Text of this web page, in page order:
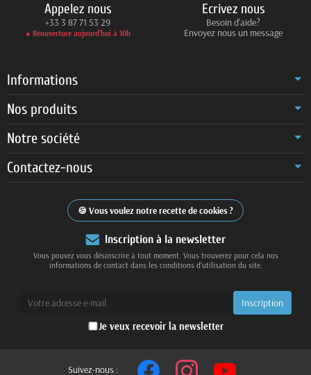
Appelez nous
+33 3 87 71 53 29
● Réouverture aujourd’hui à 10h
Ecrivez nous
Besoin d'aide?
Envoyez nous un message
Informations
Nos produits
Notre société
Contactez-nous
Vous voulez notre recette de cookies ?
Inscription à la newsletter
Vous pouvez vous désinscrire à tout moment. Vous trouverez pour cela nos
informations de contact dans les conditions d'utilisation du site.
Je veux recevoir la newsletter
Suivez-nous :